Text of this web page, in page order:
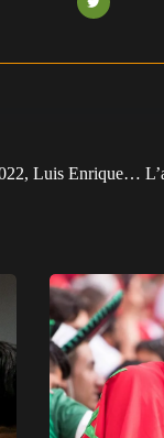
Luis Enrique…